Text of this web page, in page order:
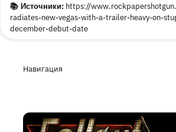
📚 Источники: https://
radiates-new-vegas-with-a-trailer-heavy-on-
december-debut-date
Навигация